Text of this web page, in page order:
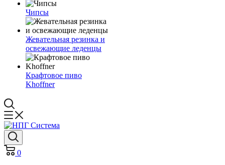
Чипсы
Жевательная резинка и
освежающие леденцы
Крафтовое пиво
Khoffner
0